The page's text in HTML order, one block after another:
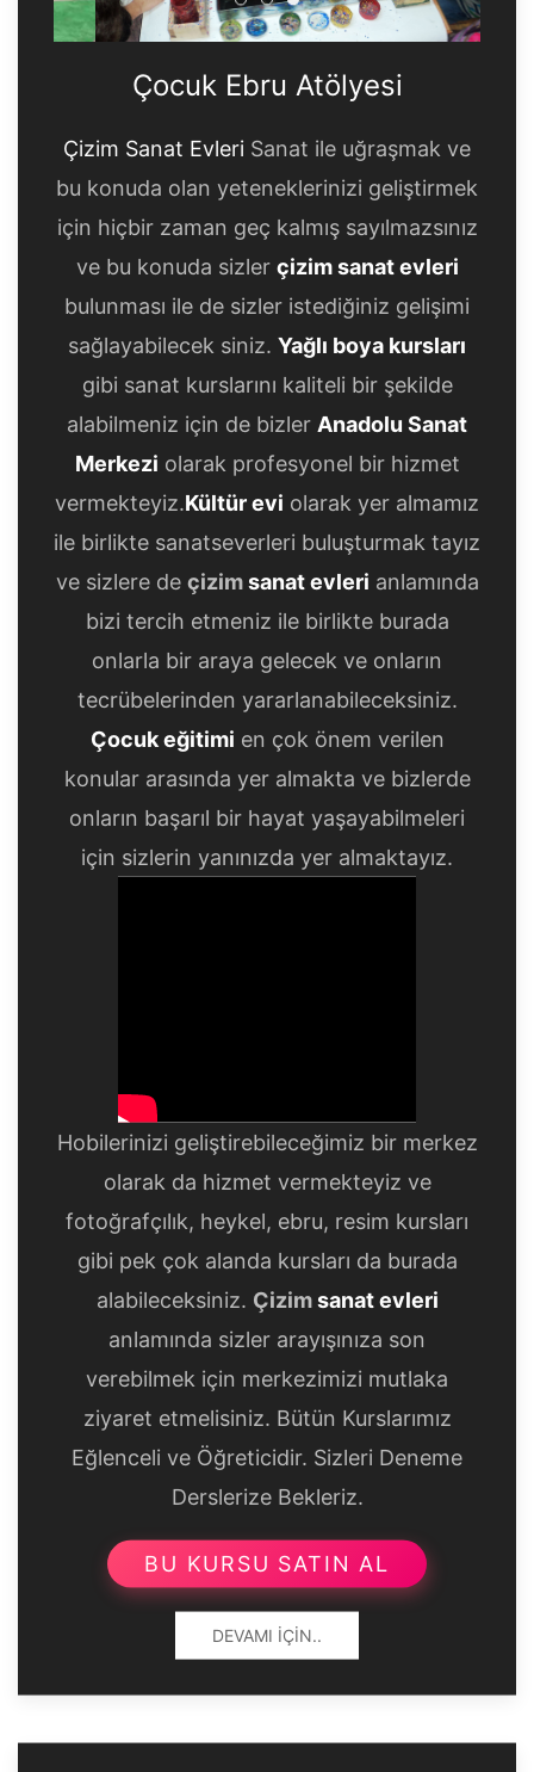
Çocuk Ebru Atölyesi
Çocuk Ebru Atölyesi
Çocuk Ebru Atölyesi
Çocuk Ebru Atölyesi
Çizim Sanat Evleri Sanat ile uğraşmak ve
bu konuda olan yeteneklerinizi geliştirmek
için hiçbir zaman geç kalmış sayılmazsınız
ve bu konuda sizler çizim sanat evleri
bulunması ile de sizler istediğiniz gelişimi
sağlayabilecek siniz. Yağlı boya kursları
gibi sanat kurslarını kaliteli bir şekilde
alabilmeniz için de bizler Anadolu Sanat
Merkezi olarak profesyonel bir hizmet
vermekteyiz.Kültür evi olarak yer almamız
ile birlikte sanatseverleri buluşturmak tayız
ve sizlere de çizimsanat evleri anlamında
bizi tercih etmeniz ile birlikte burada
onlarla bir araya gelecek ve onların
tecrübelerinden yararlanabileceksiniz.
Çocuk eğitimi en çok önem verilen
konular arasında yer almakta ve bizlerde
onların başarıl bir hayat yaşayabilmeleri
için sizlerin yanınızda yer almaktayız.
Hobilerinizi geliştirebileceğimiz bir merkez
olarak da hizmet vermekteyiz ve
fotoğrafçılık, heykel, ebru, resim kursları
gibi pek çok alanda kursları da burada
alabileceksiniz. Çizimsanat evleri
anlamında sizler arayışınıza son
verebilmek için merkezimizi mutlaka
ziyaret etmelisiniz. Bütün Kurslarımız
Eğlenceli ve Öğreticidir. Sizleri Deneme
Derslerize Bekleriz.
BU KURSU SATIN AL
DEVAMI İÇIN..